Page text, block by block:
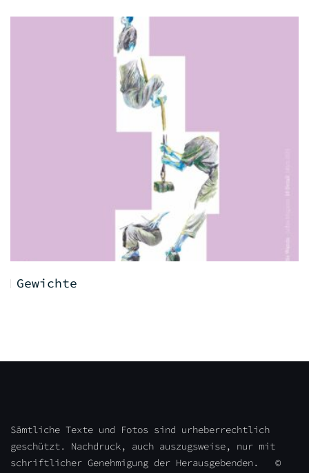
Gewichte
Sämtliche Texte und Fotos sind urheberrechtlich
geschützt. Nachdruck, auch auszugsweise, nur mit
schriftlicher Genehmigung der Herausgebenden. ©